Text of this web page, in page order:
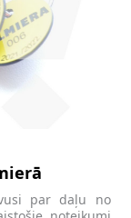
par daļu no